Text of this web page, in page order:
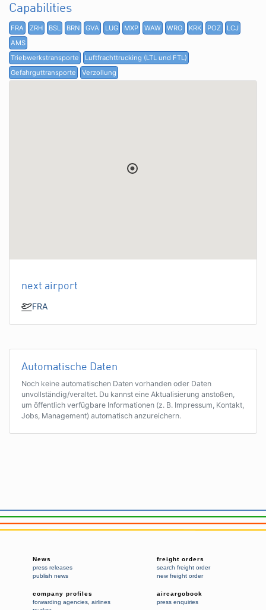
Capabilities
FRA ZRH BSL BRN GVA LUG MXP WAW WRO KRK POZ
LCJ
AMS
Triebwerkstransporte
Luftfrachttrucking (LTL und FTL)
Gefahrguttransporte
Verzollung
next airport
FRA
Automatische Daten
Noch keine automatischen Daten vorhanden oder Daten
unvollständig/veraltet. Du kannst eine Aktualisierung anstoßen,
um öffentlich verfügbare Informationen (z. B. Impressum, Kontakt,
Jobs, Management) automatisch anzureichern.
News
press releases
publish news
freight orders
search freight order
new freight order
company profiles
forwarding agencies airlines
aircargobook
press enquiries